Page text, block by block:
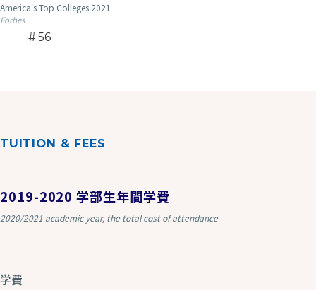
America's Top Colleges 2021
Forbes
56
TUITION & FEES
2019-2020 学部生年間学費
2020/2021 academic year, the total cost of attendance
学費